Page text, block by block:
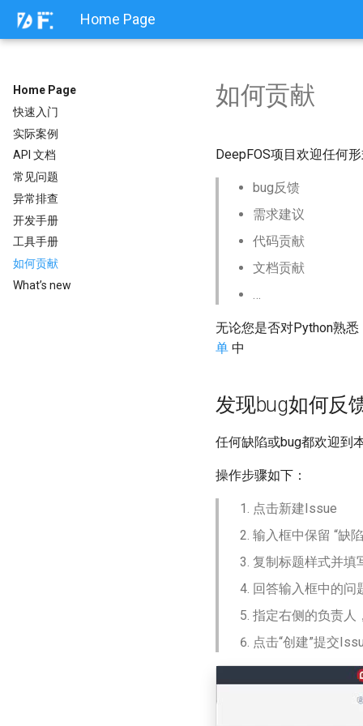
Home Page
Home Page
快速入门
实际案例
API 文档
常见问题
异常排查
开发手册
工具手册
如何贡献
What’s new
如何贡献
DeepFOS项目欢迎任何
bug反馈
需求建议
代码贡献
文档贡献
…
无论您是否对Python熟
单 中
发现bug如何反
任何缺陷或bug都欢迎到
操作步骤如下：
点击新建Issue
输入框中保留 “缺
复制标题样式并填
回答输入框中的问
指定右侧的负责人
点击“创建”提交